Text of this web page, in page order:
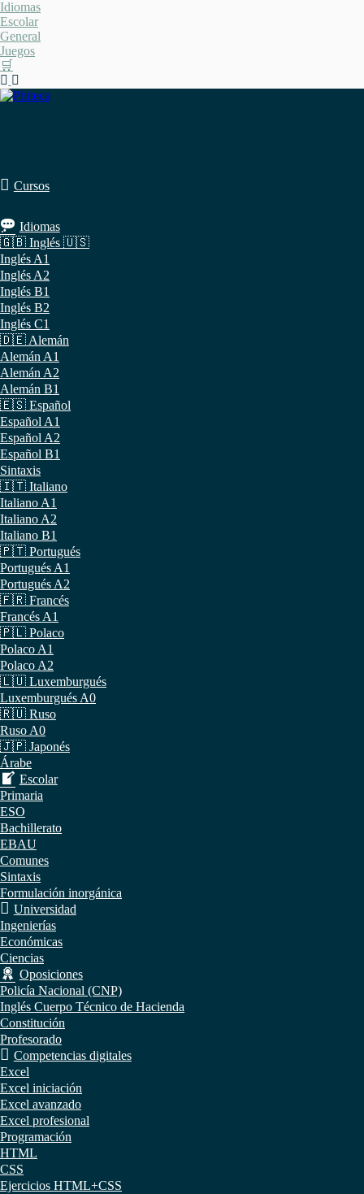
Saltar
al
contenido
Idiomas
Escolar
General
Juegos
🛒
Cursos
Idiomas
🇬🇧 Inglés 🇺🇸
Inglés A1
Inglés A2
Inglés B1
Inglés B2
Inglés C1
🇩🇪 Alemán
Alemán A1
Alemán A2
Alemán B1
🇪🇸 Español
Español A1
Español A2
Español B1
Sintaxis
🇮🇹 Italiano
Italiano A1
Italiano A2
Italiano B1
🇵🇹 Portugués
Portugués A1
Portugués A2
🇫🇷 Francés
Francés A1
🇵🇱 Polaco
Polaco A1
Polaco A2
🇱🇺 Luxemburgués
Luxemburgués A0
🇷🇺 Ruso
Ruso A0
🇯🇵 Japonés
Árabe
Escolar
Primaria
ESO
Bachillerato
EBAU
Comunes
Sintaxis
Formulación inorgánica
Universidad
Ingenierías
Económicas
Ciencias
Oposiciones
Policía Nacional (CNP)
Inglés Cuerpo Técnico de Hacienda
Constitución
Profesorado
Competencias digitales
Excel
Excel iniciación
Excel avanzado
Excel profesional
Programación
HTML
CSS
Ejercicios HTML+CSS